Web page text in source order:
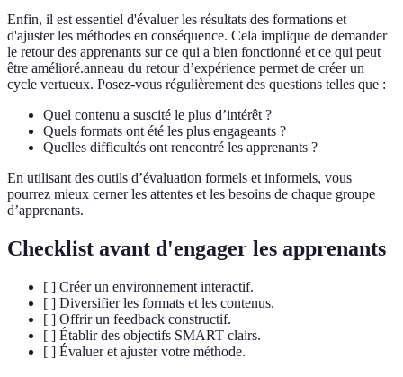
Enfin, il est essentiel d'évaluer les résultats des formations et
d'ajuster les méthodes en conséquence. Cela implique de demander
le retour des apprenants sur ce qui a bien fonctionné et ce qui peut
être amélioré.anneau du retour d’expérience permet de créer un
cycle vertueux. Posez-vous régulièrement des questions telles que :
Quel contenu a suscité le plus d’intérêt ?
Quels formats ont été les plus engageants ?
Quelles difficultés ont rencontré les apprenants ?
En utilisant des outils d’évaluation formels et informels, vous
pourrez mieux cerner les attentes et les besoins de chaque groupe
d’apprenants.
Checklist avant d'engager les apprenants
[ ] Créer un environnement interactif.
[ ] Diversifier les formats et les contenus.
[ ] Offrir un feedback constructif.
[ ] Établir des objectifs SMART clairs.
[ ] Évaluer et ajuster votre méthode.